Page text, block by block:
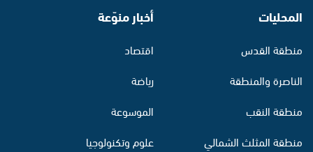
المحليات
منطقة القدس
الناصرة والمنطقة
منطقة النقب
منطقة المثلث الشمالي
أخبار منوّعة
اقتصاد
رياضة
الموسوعة
علوم وتكنولوجيا